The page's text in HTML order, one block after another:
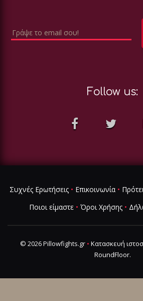
Follow us:
Συχνές Ερωτήσεις• Επικοινωνία•
Ποιοι είμαστε • Όροι Χρήσης •
© 2026 Pillowfights.gr • Κατασκευή
RoundFloor.